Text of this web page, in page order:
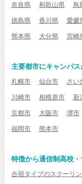
奈良県 和歌山県 鳥
徳島県 香川県 愛媛
熊本県 大分県 宮崎
主要都市にキャンパ
札幌市 仙台市 さい
川崎市 相模原市 新
京都市 大阪市 堺市
福岡市 熊本市
特徴から通信制高校
合宿タイプのスクーリ